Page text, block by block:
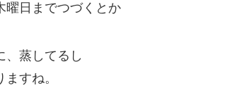
曜日までつづくとか
、蒸してるし
すね。